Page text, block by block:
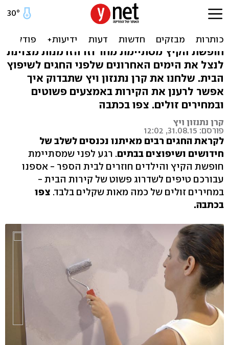
לקראת החגים: לצבוע את
הבית בקלות ובזול
חופשת הקיץ מסתיימת מחר וזו הזדמנות מצוינת
לנצל את הימים האחרונים שלפני החגים לשיפוץ
הבית. שלחנו את קרן נתנזון ויץ שתבדוק איך
אפשר לרענן את הקירות באמצעים פשוטים
ובמחירים זולים. צפו בכתבה
קרן נתנזון ויץ
פורסם: 31.08.15, 12:02
לקראת החגים רבים מאיתנו נכנסים לשלב של
חידושים ושיפוצים בבתים. רגע לפני שמסתיימת
חופשת הקיץ והילדים חוזרים לבית הספר - אספנו
עבורכם טיפים לשדרוג פשוט של קירות הבית -
במחירים זולים של כמה מאות שקלים בלבד. צפו
בכתבה.